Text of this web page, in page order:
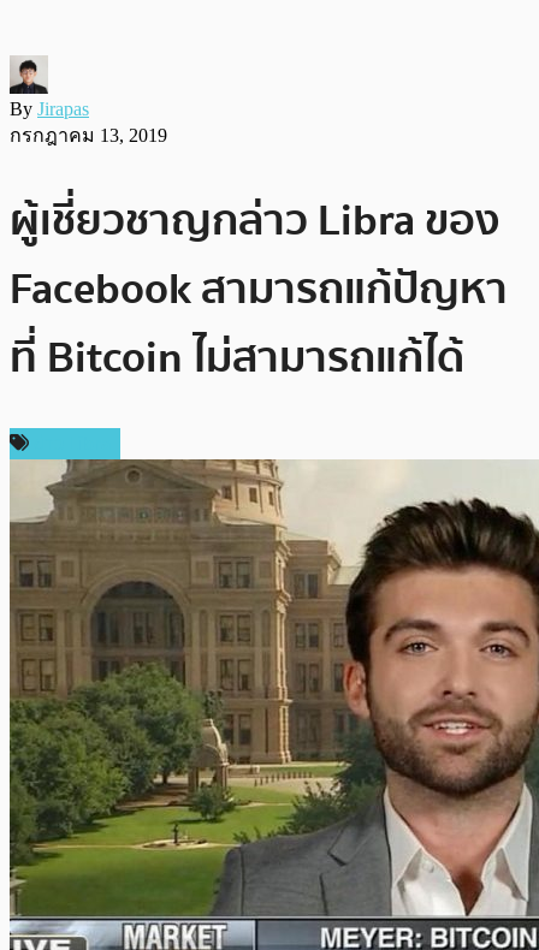
By Jirapas
กรกฎาคม 13, 2019
ผู้เชี่ยวชาญกล่าว Libra ของ
Facebook สามารถแก้ปัญหา
ที่ Bitcoin ไม่สามารถแก้ได้